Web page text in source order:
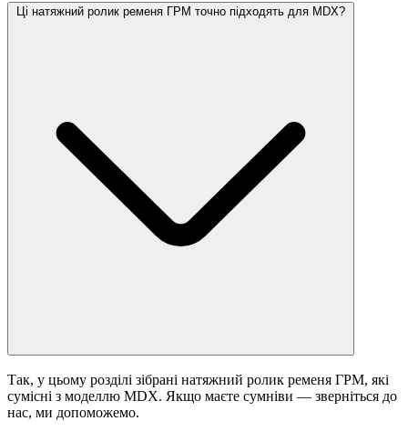
Ці натяжний ролик ременя ГРМ точно підходять для MDX?
Так, у цьому розділі зібрані натяжний ролик ременя ГРМ, які
сумісні з моделлю MDX. Якщо маєте сумніви — зверніться до
нас, ми допоможемо.